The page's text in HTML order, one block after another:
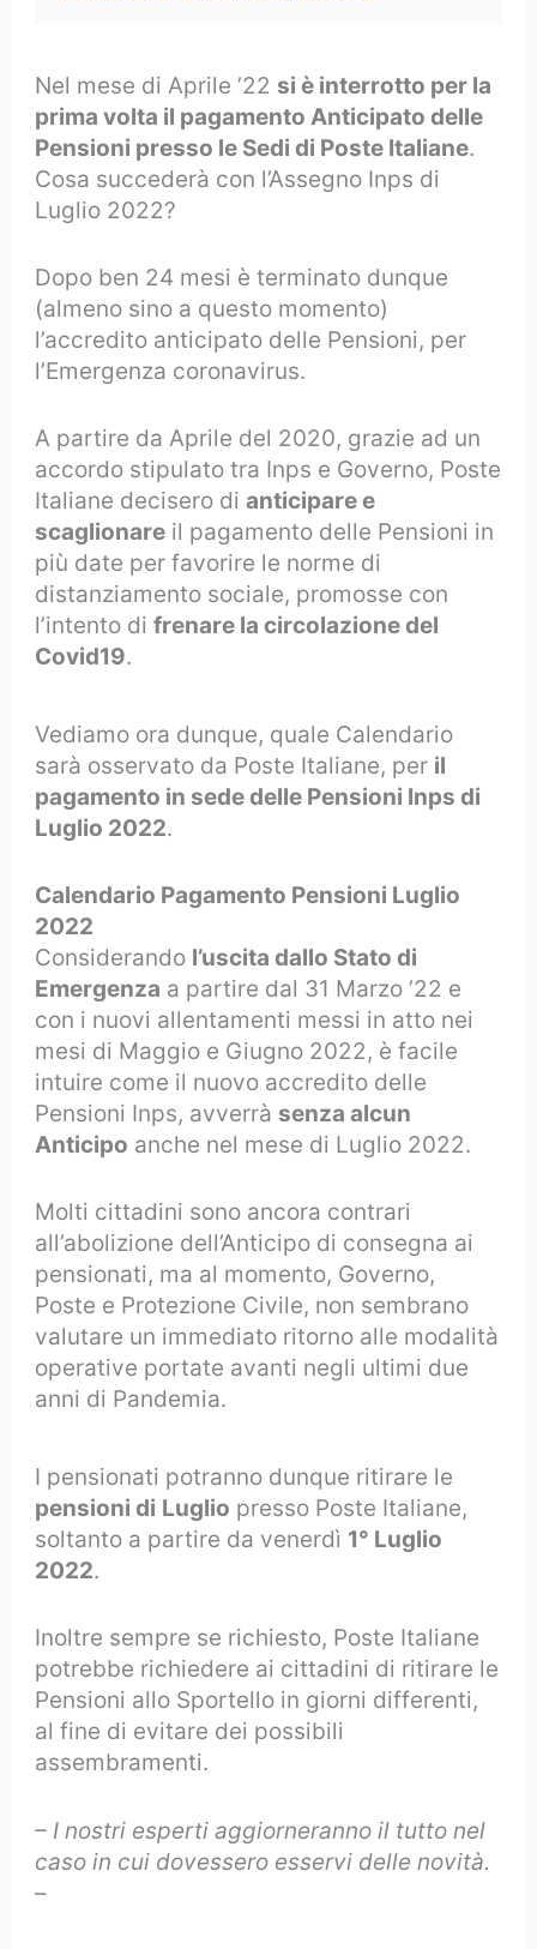
Nel mese di Aprile ’22 si è interrotto per la
prima volta il pagamento Anticipato delle
Pensioni presso le Sedi di Poste Italiane.
Cosa succederà con l’Assegno Inps di
Luglio 2022?
Dopo ben 24 mesi è terminato dunque
(almeno sino a questo momento)
l’accredito anticipato delle Pensioni, per
l’Emergenza coronavirus.
A partire da Aprile del 2020, grazie ad un
accordo stipulato tra Inps e Governo, Poste
Italiane decisero dianticipare e
scaglionare il pagamento delle Pensioni in
più date per favorire le norme di
distanziamento sociale, promosse con
l’intento difrenare la circolazione del
Covid19.
Vediamo ora dunque, quale Calendario
sarà osservato da Poste Italiane, per il
pagamento in sede delle Pensioni Inps di
Luglio 2022.
Calendario Pagamento Pensioni Luglio
2022
Considerando l’uscita dallo Stato di
Emergenza a partire dal 31 Marzo ’22 e
con i nuovi allentamenti messi in atto nei
mesi di Maggio e Giugno 2022, è facile
intuire come il nuovo accredito delle
Pensioni Inps, avverrà senza alcun
Anticipo anche nel mese di Luglio 2022.
Molti cittadini sono ancora contrari
all’abolizione dell’Anticipo di consegna ai
pensionati, ma al momento, Governo,
Poste e Protezione Civile, non sembrano
valutare un immediato ritorno alle modalità
operative portate avanti negli ultimi due
anni di Pandemia.
I pensionati potranno dunque ritirare le
pensioni di Luglio presso Poste Italiane,
soltanto a partire da venerdì 1° Luglio
2022.
Inoltre sempre se richiesto, Poste Italiane
potrebbe richiedere ai cittadini di ritirare le
Pensioni allo Sportello in giorni differenti,
al fine di evitare dei possibili
assembramenti.
– I nostri esperti aggiorneranno il tutto nel
caso in cui dovessero esservi delle novità.
–